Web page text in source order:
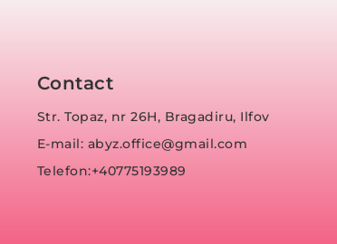
Contact
Str. Topaz, nr 26H, Bragadiru, Ilfov
E-mail: abyz.office@gmail.com
Telefon:+40775193989